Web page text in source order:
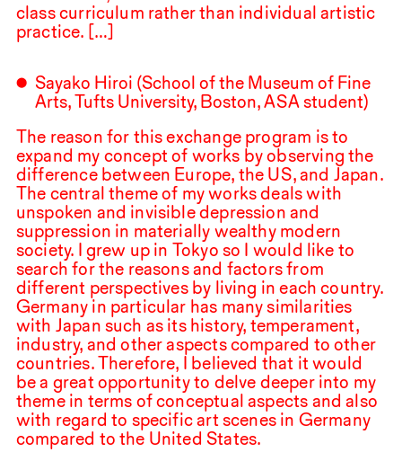
class curriculum rather than individual artistic
practice. […]
Sayako Hiroi (School of the Museum of Fine
Arts, Tufts University, Boston,ASAstudent)
The reason for this exchange program is to
expand my concept of works by observing the
difference between Europe, the US, and Japan.
The central theme of my works deals with
unspoken and invisible depression and
suppression in materially wealthy modern
society. I grew up in Tokyo so I would like to
search for the reasons and factors from
different perspectives by living in each country.
Germany in particular has many similarities
with Japan such as its history, temperament,
industry, and other aspects compared to other
countries. Therefore, I believed that it would
be a great opportunity to delve deeper into my
theme in terms of conceptual aspects and also
with regard to specific art scenes in Germany
compared to the United States.